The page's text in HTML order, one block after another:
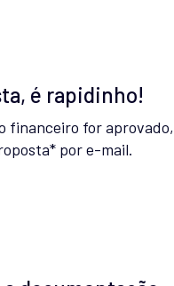
é rapidinho!
financeiro for
por e-mail.